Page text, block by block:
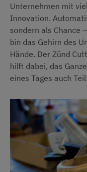
Unternehmen mit
Innovation.
sondern als Chance
bin das Gehirn des
Hände. Der Zünd
hilft dabei, das
eines Tages auch